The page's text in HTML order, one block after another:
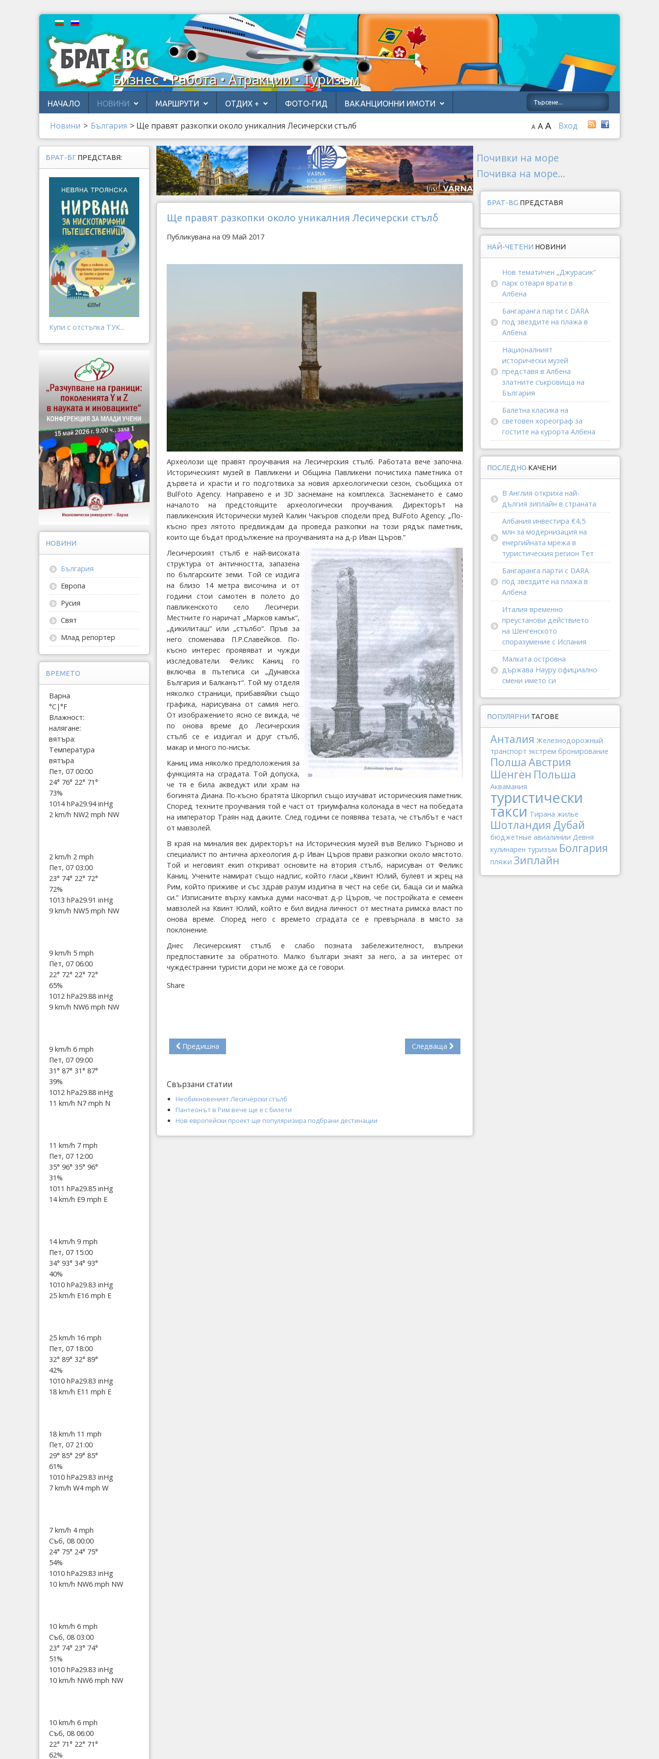
Бизнес • Работа • Атракции • Туризъм
НАЧАЛО НОВИНИ МАРШРУТИ ОТДИХ + ФОТО-ГИД ВАКАНЦИОННИ ИМОТИ
Новини > България > Ще правят разкопки около уникалния Лесичерски стълб Вход
A A A
Ще правят разкопки около уникалния Лесичерски стълб
Публикувана на 09 Май 2017
Археолози ще правят проучвания на Лесичерския стълб. Работата вече започна.
Историческият музей в Павликени и Община Павликени почистиха паметника от
дървета и храсти и го подготвиха за новия археологически сезон, съобщиха от
BulFoto Agency. Направено е и 3D заснемане на комплекса. Заснемането е само
началото на предстоящите археологически проучвания. Директорът на
павликенския Исторически музей Калин Чакъров сподели пред BulFoto Agency: „По-
късно през лятото предвиждам да проведа разкопки на този рядък паметник,
които ще бъдат продължение на проучванията на д-р Иван Църов.“
Лесичерският стълб е най-високата
структура от античността, запазена
по българските земи. Той се издига
на близо 14 метра височина и от
години стои самотен в полето до
павликенското село Лесичери.
Местните го наричат „Марков камък“,
„дикилиташ“ или „стълбо“. Пръв за
него споменава П.Р.Славейков. По-
късно интерес проявяват и чужди
изследователи. Феликс Каниц го
включва в пътеписа си „Дунавска
България и Балканът“. Той му отделя
няколко страници, прибавяйки също
графика, нарисувана от самия него.
От изображението ясно се вижда, че
по онова време до Лесичерския
стълб се е издигал и друг стълб,
макар и много по-нисък.
Каниц има няколко предположения за
функцията на сградата. Той допуска,
че тя е била акведукт или храм на
богинята Диана. По-късно братята Шкорпил също изучават историческия паметник.
Според техните проучвания той е част от триумфална колонада в чест на победата
на император Траян над даките. След години се появява тезата, че стълбът е част
от мавзолей.
В края на миналия век директорът на Историческия музей във Велико Търново и
специалист по антична археология д-р Иван Църов прави разкопки около мястото.
Той и неговият екип откриват основите на втория стълб, нарисуван от Феликс
Каниц. Учените намират също надпис, който гласи „Квинт Юлий, булевт и жрец на
Рим, който приживе и със здрав разум издигна в чест на себе си, баща си и майка
си.“ Изписаните върху камъка думи насочват д-р Църов, че постройката е семеен
мавзолей на Квинт Юлий, който е бил видна личност от местната римска власт по
онова време. Според него с времето сградата се е превърнала в място за
поклонение.
Днес Лесичерският стълб е слабо позната забележителност, въпреки
предпоставките за обратното. Малко българи знаят за него, а за интерес от
чуждестранни туристи дори не може да се говори.
Share
Предишна Следваща
Свързани статии
Необикновеният Лесичерски стълб
Пантеонът в Рим вече ще е с билети
Нов европейски проект ще популяризира подбрани дестинации
БРАТ-БГ ПРЕДСТАВЯ:
Купи с отстъпка ТУК...
НОВИНИ
България
Европа
Русия
Свят
Млад репортер
ВРЕМЕТО
Варна
°C|°F
Влажност:
налягане:
вятъра:
Температура
вятъра
Пет, 07 00:00
24° 76° 22° 71°
73%
1014 hPa29.94 inHg
2 km/h NW2 mph NW
2 km/h 2 mph
Пет, 07 03:00
23° 74° 22° 72°
72%
1013 hPa29.91 inHg
9 km/h NW5 mph NW
9 km/h 5 mph
Пет, 07 06:00
22° 72° 22° 72°
65%
1012 hPa29.88 inHg
9 km/h NW6 mph NW
9 km/h 6 mph
Пет, 07 09:00
31° 87° 31° 87°
39%
1012 hPa29.88 inHg
11 km/h N7 mph N
11 km/h 7 mph
Пет, 07 12:00
35° 96° 35° 96°
31%
1011 hPa29.85 inHg
14 km/h E9 mph E
14 km/h 9 mph
Пет, 07 15:00
34° 93° 34° 93°
40%
1010 hPa29.83 inHg
25 km/h E16 mph E
25 km/h 16 mph
Пет, 07 18:00
32° 89° 32° 89°
42%
1010 hPa29.83 inHg
18 km/h E11 mph E
18 km/h 11 mph
Пет, 07 21:00
29° 85° 29° 85°
61%
1010 hPa29.83 inHg
7 km/h W4 mph W
7 km/h 4 mph
Съб, 08 00:00
24° 75° 24° 75°
54%
1010 hPa29.83 inHg
10 km/h NW6 mph NW
10 km/h 6 mph
Съб, 08 03:00
23° 74° 23° 74°
51%
1010 hPa29.83 inHg
10 km/h NW6 mph NW
10 km/h 6 mph
Съб, 08 06:00
22° 71° 22° 71°
62%
Почивки на море
Почивка на море...
БРАТ-BG ПРЕДСТАВЯ
НАЙ-ЧЕТЕНИ НОВИНИ
Нов тематичен „Джурасик“
парк отваря врати в
Албена
Бангаранга парти с DARA
под звездите на плажа в
Албена
Националният
исторически музей
представя в Албена
златните съкровища на
България
Балетна класика на
световен хореограф за
гостите на курорта Албена
ПОСЛЕДНО КАЧЕНИ
В Англия откриха най-
дългия зиплайн в страната
Албания инвестира €4,5
млн за модернизация на
енергийната мрежа в
туристическия регион Тет
Бангаранга парти с DARA
под звездите на плажа в
Албена
Италия временно
преустанови действието
на Шенгенското
споразумение с Испания
Малката островна
държава Науру официално
смени името си
ПОПУЛЯРНИ ТАГОВЕ
Анталия Железнодорожный
транспорт экстрем бронирование
Полша Австрия
Шенген Польша
Аквамания
туристически
такси Тирана жилье
Шотландия Дубай
бюджетные авиалинии Девня
кулинарен туризъм Болгария
пляжи Зиплайн